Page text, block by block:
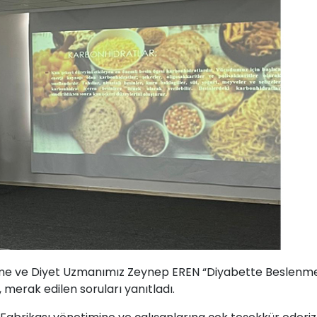
ve Diyet Uzmanımız Zeynep EREN “Diyabette
edilen soruları yanıtladı.